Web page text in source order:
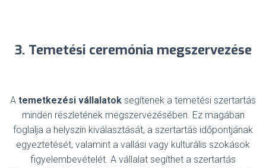
3. Temetési ceremónia megszervezése
A temetkezési vállalatok segítenek a temetési szertartás
minden részletének megszervezésében. Ez magában
foglalja a helyszín kiválasztását, a szertartás időpontjának
egyeztetését, valamint a vallási vagy kulturális szokások
figyelembevételét. A vállalat segíthet a szertartás